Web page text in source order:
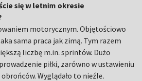
się w letnim okresie
motorycznym. Objętościowo
sama praca jak zimą. Tym razem
liczbę m.in. sprintów. Dużo
piłki, zarówno w ustawieniu
Wyglądało to nieźle.